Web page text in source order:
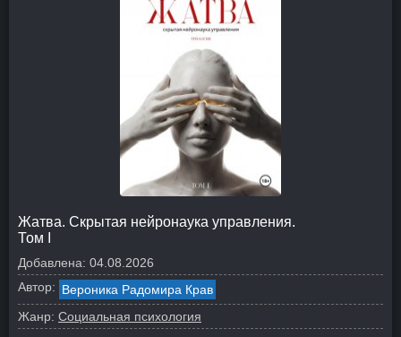
Жатва. Скрытая нейронаука управления.
Том I
Добавлена: 04.08.2026
Автор: Вероника Радомира Крав
Жанр: Социальная психология